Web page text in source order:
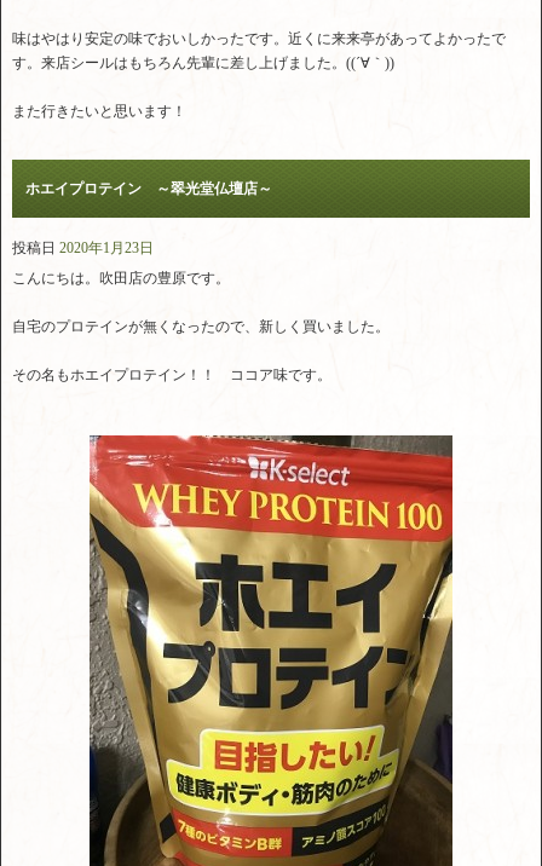
味はやはり安定の味でおいしかったです。近くに来来亭があってよかったで
す。来店シールはもちろん先輩に差し上げました。((´∀｀))
また行きたいと思います！
ホエイプロテイン ～翠光堂仏壇店～
投稿日 2020年1月23日
こんにちは。吹田店の豊原です。
自宅のプロテインが無くなったので、新しく買いました。
その名もホエイプロテイン！！ ココア味です。